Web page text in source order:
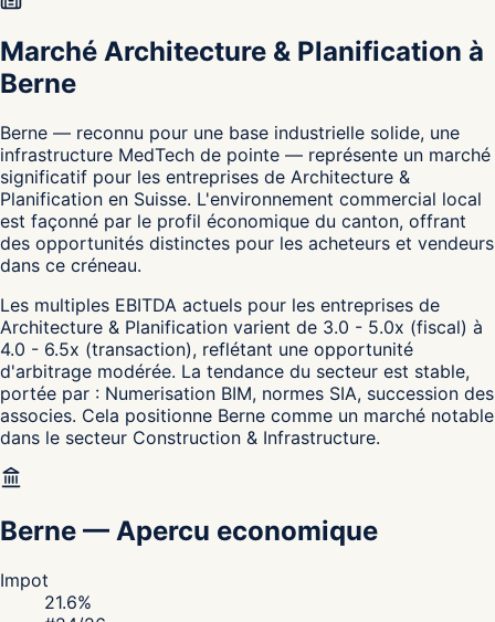
Marché Architecture & Planification à
Berne
Berne — reconnu pour une base industrielle solide, une
infrastructure MedTech de pointe — représente un marché
significatif pour les entreprises de Architecture &
Planification en Suisse. L'environnement commercial local
est façonné par le profil économique du canton, offrant
des opportunités distinctes pour les acheteurs et vendeurs
dans ce créneau.
Les multiples EBITDA actuels pour les entreprises de
Architecture & Planification varient de 3.0 - 5.0x (fiscal) à
4.0 - 6.5x (transaction), reflétant une opportunité
d'arbitrage modérée. La tendance du secteur est stable,
portée par : Numerisation BIM, normes SIA, succession des
associes. Cela positionne Berne comme un marché notable
dans le secteur Construction & Infrastructure.
Berne — Apercu economique
Impot
21.6%